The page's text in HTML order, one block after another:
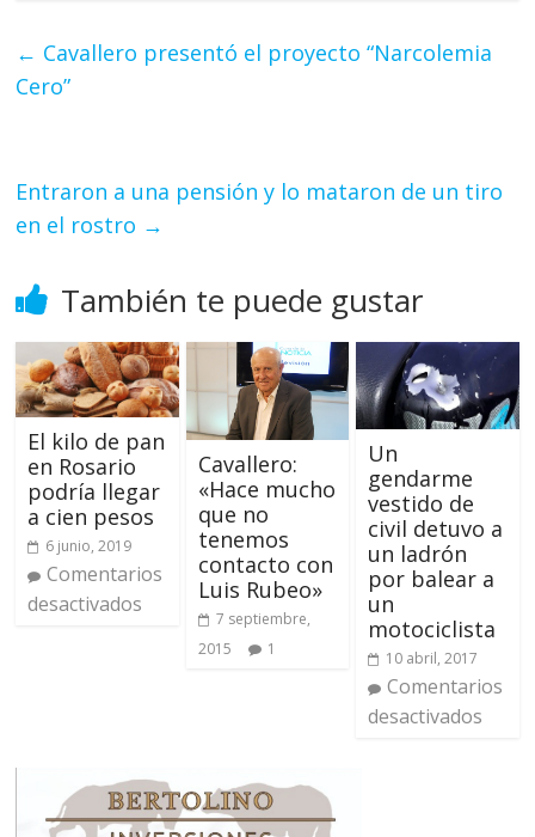
← Cavallero presentó el proyecto “Narcolemia
Cero”
Entraron a una pensión y lo mataron de un tiro
en el rostro →
También te puede gustar
El kilo de pan
en Rosario
podría llegar
a cien pesos
6 junio, 2019
Comentarios
desactivados
Cavallero:
«Hace mucho
que no
tenemos
contacto con
Luis Rubeo»
7 septiembre,
2015
1
Un
gendarme
vestido de
civil detuvo a
un ladrón
por balear a
un
motociclista
10 abril, 2017
Comentarios
desactivados